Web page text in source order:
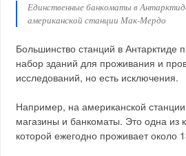
Единственные банкоматы в
американской станции Мак-Мердо
Большинство станций в Антарктиде
набор зданий для проживания и
исследований, но есть исключения.
Например, на американской
магазины и банкоматы. Это одна из
которой ежегодно проживает около